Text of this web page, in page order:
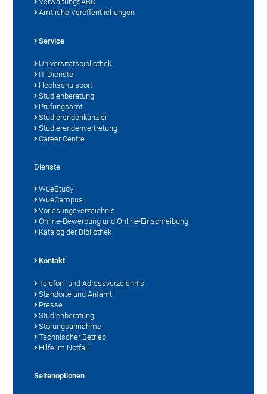
Amtliche Veröffentlichungen
Service
Universitätsbibliothek
IT-Dienste
Hochschulsport
Studienberatung
Prüfungsamt
Studierendenkanzlei
Studierendenvertretung
Career Centre
Dienste
WueStudy
WueCampus
Vorlesungsverzeichnis
Online-Bewerbung und Online-Einschreibung
Katalog der Bibliothek
Kontakt
Telefon- und Adressverzeichnis
Standorte und Anfahrt
Presse
Studienberatung
Störungsannahme
Technischer Betrieb
Hilfe im Notfall
Seitenoptionen